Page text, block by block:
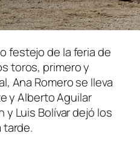
festejo de la feria de
toros, primero y
Ana Romero se lleva
y Alberto Aguilar
Luis Bolívar dejó los
tarde.